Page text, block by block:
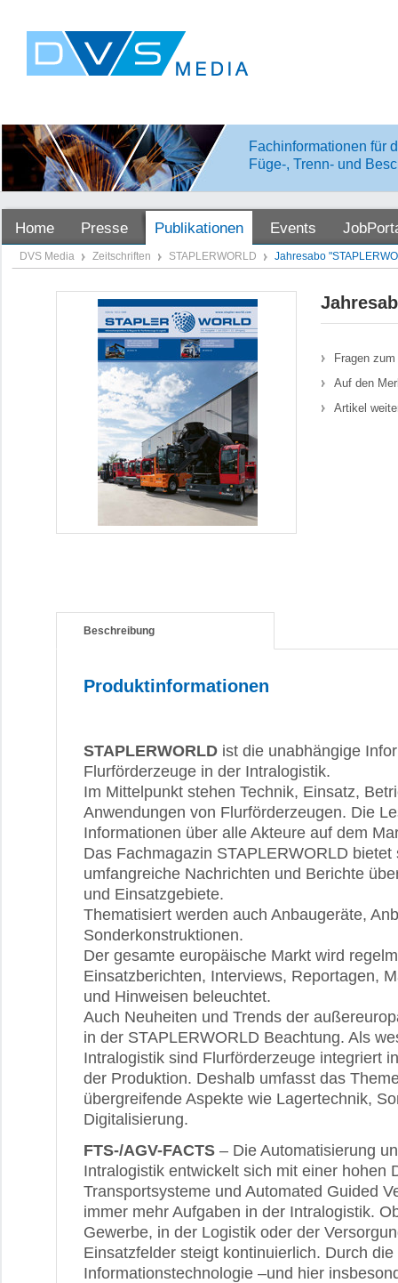
Fachinformationen für
Füge-, Trenn- und
Home Presse Publikationen Events
DVS Media Zeitschriften STAPLERWORLD Jahresabo
Fragen
Auf den
Artikel
Beschreibung
Produktinformationen
STAPLERWORLD ist die unabhängige
Flurförderzeuge in der Intralogistik.
Im Mittelpunkt stehen Technik, Einsatz,
Anwendungen von Flurförderzeugen. Die
Informationen über alle Akteure auf dem
Das Fachmagazin STAPLERWORLD bietet
umfangreiche Nachrichten und Berichte
und Einsatzgebiete.
Thematisiert werden auch Anbaugeräte,
Sonderkonstruktionen.
Der gesamte europäische Markt wird
Einsatzberichten, Interviews, Reportagen,
und Hinweisen beleuchtet.
Auch Neuheiten und Trends der
in der STAPLERWORLD Beachtung. Als
Intralogistik sind Flurförderzeuge integriert
der Produktion. Deshalb umfasst das
übergreifende Aspekte wie Lagertechnik,
Digitalisierung.
FTS-/AGV-FACTS – Die Automatisierung
Intralogistik entwickelt sich mit einer hohen
Transportsysteme und Automated Guided
immer mehr Aufgaben in der Intralogistik.
Gewerbe, in der Logistik oder der
Einsatzfelder steigt kontinuierlich. Durch
Informationstechnologie –und hier